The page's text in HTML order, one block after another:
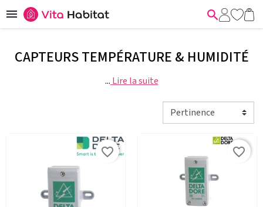
 
CAPTEURS TEMPÉRATURE & HUMIDITÉ
... Lire la suite
favorite_border favorite_border